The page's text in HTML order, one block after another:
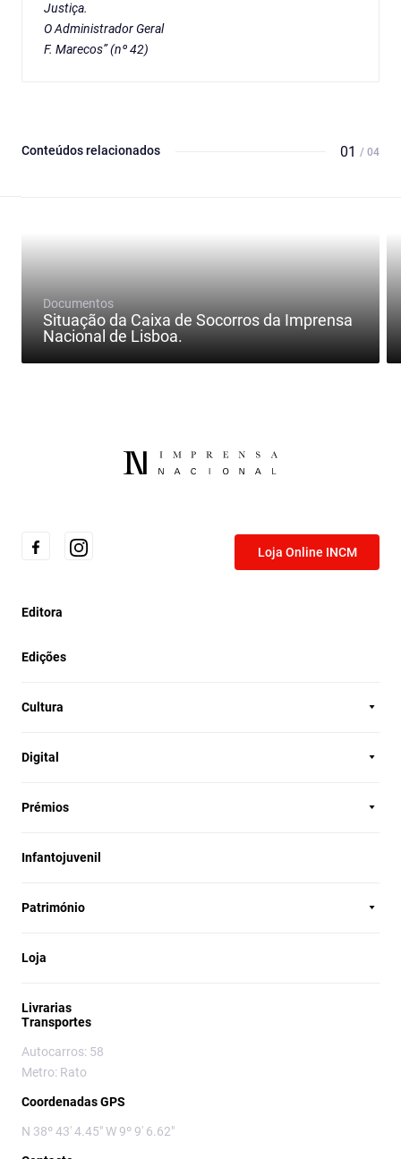
Justiça.
O Administrador Geral
F. Marecos” (nº 42)
Conteúdos relacionados 01 / 04
Documentos
Situação da Caixa de Socorros da Imprensa
Nacional de Lisboa.
Loja Online INCM
Editora
Edições
Cultura
Digital
Prémios
Infantojuvenil
Património
Loja
Livrarias
Transportes
Autocarros: 58
Metro: Rato
Coordenadas GPS
N 38º 43' 4.45" W 9º 9' 6.62"